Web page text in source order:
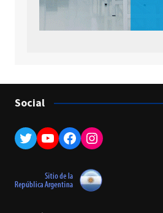
Social
Twitter
YouTube
Facebook
Instagram